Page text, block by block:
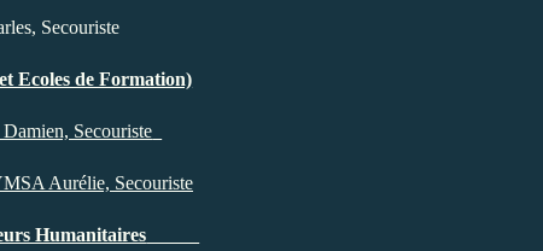
Secouriste
Ecoles de Formation)
Secouriste
Aurélie, Secouriste
Humanitaires